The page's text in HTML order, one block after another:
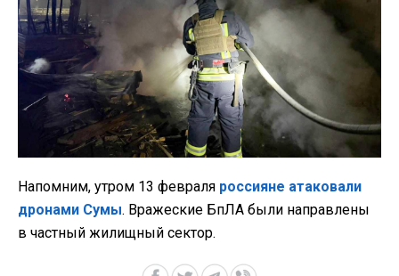
Напомним, утром 13 февраля россияне атаковали
дронами Сумы. Вражеские БпЛА были направлены
в частный жилищный сектор.